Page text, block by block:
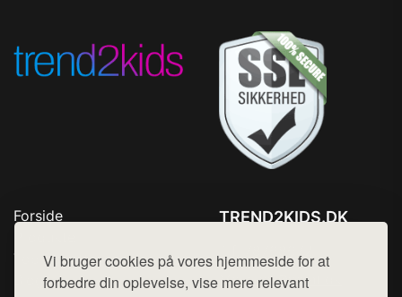
Vi bruger cookies på vores hjemmeside for at
forbedre din oplevelse, vise mere relevant
Forside
Top Rabatter
Blog
TREND2KIDS.DK
Mail: hej@want.dk